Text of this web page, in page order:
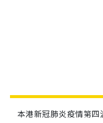
本港新冠肺炎疫情第